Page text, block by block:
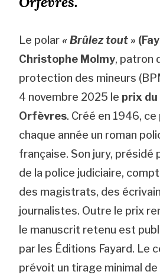
Le polar « Brûlez tout »
Christophe Molmy, patron
protection des mineurs
4 novembre 2025 le prix du
Orfèvres. Créé en 1946,
chaque année un roman
française. Son jury, présidé
de la police judiciaire,
des magistrats, des
journalistes. Outre le prix
le manuscrit retenu est
par les Éditions Fayard. Le
prévoit un tirage minimal